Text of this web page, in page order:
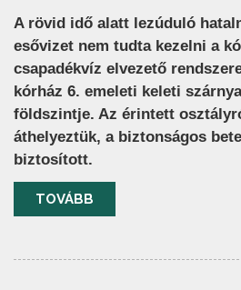
A rövid idő alatt lezúduló
esővizet nem tudta kezelni a
csapadékvíz elvezető
kórház 6. emeleti keleti
földszintje. Az érintett
áthelyeztük, a biztonságos
biztosított.
TOVÁBB